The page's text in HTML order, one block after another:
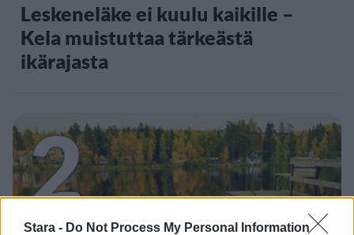
Stara - Do Not Process My Personal Information
Leskeneläke ei kuulu kaikille –
Kela muistuttaa tärkeästä
ikärajasta
2